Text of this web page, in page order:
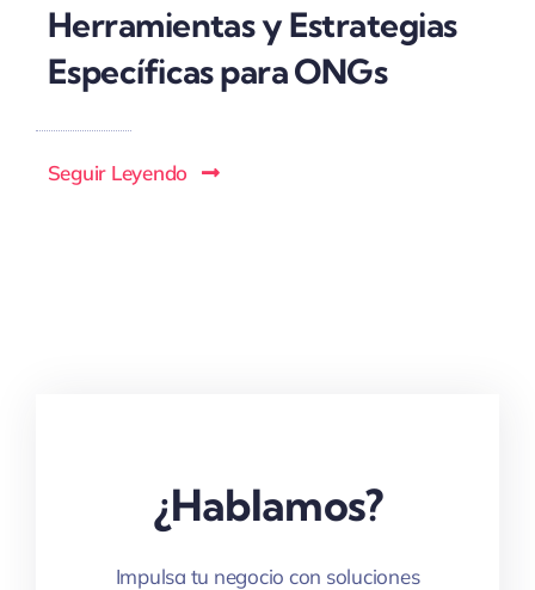
Herramientas y Estrategias
Específicas para ONGs
Seguir Leyendo
¿Hablamos?
Impulsa tu negocio con soluciones